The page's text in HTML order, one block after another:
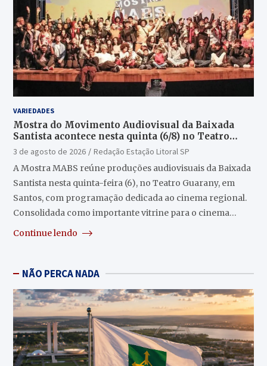
VARIEDADES
Mostra do Movimento Audiovisual da Baixada
Santista acontece nesta quinta (6/8) no Teatro
Guarany
3 de agosto de 2026
Redação Estação Litoral SP
A Mostra MABS reúne produções audiovisuais da Baixada
Santista nesta quinta-feira (6), no Teatro Guarany, em
Santos, com programação dedicada ao cinema regional.
Consolidada como importante vitrine para o cinema…
Continue lendo
NÃO PERCA NADA